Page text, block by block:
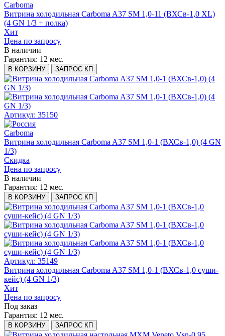
Carboma
Витрина холодильная Carboma A37 SM 1,0-11 (ВХСв-1,0 XL)
(4 GN 1/3 + полка)
Хит
Цена по запросу
В наличии
Гарантия: 12 мес.
В КОРЗИНУ ЗАПРОС КП
Артикул: 35150
Carboma
Витрина холодильная Carboma A37 SM 1,0-1 (ВХСв-1,0) (4 GN
1/3)
Скидка
Цена по запросу
В наличии
Гарантия: 12 мес.
В КОРЗИНУ ЗАПРОС КП
Артикул: 35149
Витрина холодильная Carboma A37 SM 1,0-1 (ВХСв-1,0 суши-
кейс) (4 GN 1/3)
Хит
Цена по запросу
Под заказ
Гарантия: 12 мес.
В КОРЗИНУ ЗАПРОС КП